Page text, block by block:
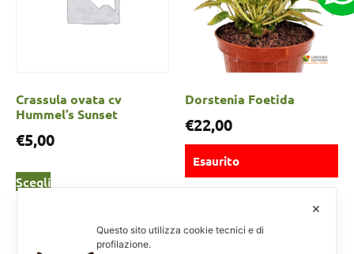
Crassula ovata cv
Hummel’s Sunset
€5,00
Scegli
Dorstenia Foetida
€22,00
Esaurito
✕
Questo sito utilizza cookie tecnici e di
profilazione.